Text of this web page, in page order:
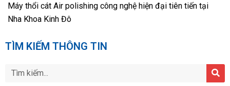
Máy thổi cát Air polishing công nghệ hiện đại tiên tiến tại
Nha Khoa Kinh Đô
TÌM KIẾM THÔNG TIN